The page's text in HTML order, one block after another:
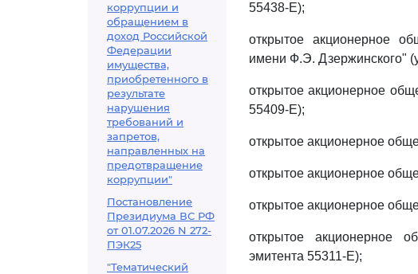
коррупции и
обращением в
доход Российской
Федерации
имущества,
приобретенного в
результате
нарушения
требований и
запретов,
направленных на
предотвращение
коррупции"
Постановление
Президиума ВС РФ
от 01.07.2026 N 272-
ПЭК25
"Тематический
55438-E);
открытое акционерное
имени Ф.Э. Дзержинского"
открытое акционерное
55409-E);
открытое акционерное
открытое акционерное
открытое акционерное
открытое акционерное
эмитента 55311-E);